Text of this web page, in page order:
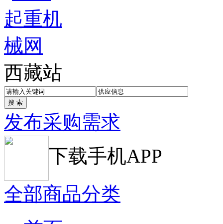
西藏站
发布采购需求
下载手机APP
全部商品分类